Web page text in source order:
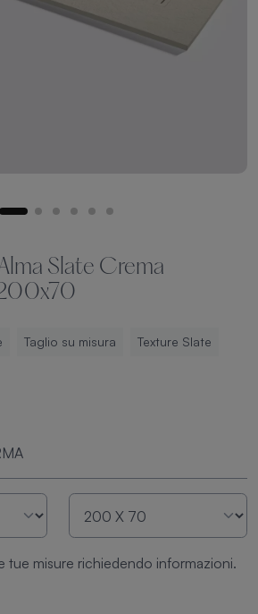
Slate Crema
Taglio su misura Texture Slate
tue misure richiedendo informazioni.